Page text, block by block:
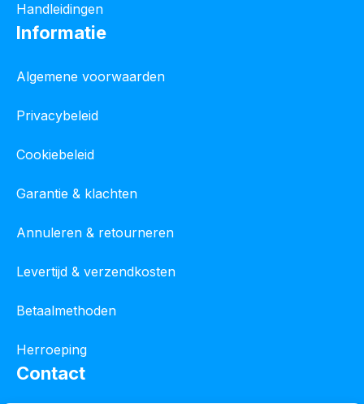
Handleidingen
Informatie
Algemene voorwaarden
Privacybeleid
Cookiebeleid
Garantie & klachten
Annuleren & retourneren
Levertijd & verzendkosten
Betaalmethoden
Herroeping
Contact